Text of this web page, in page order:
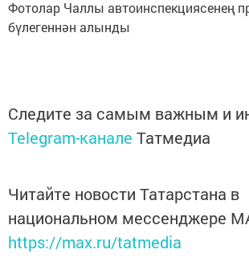
Фотолар Чаллы автоинспекциясенең
бүлегеннән алынды
Следите за самым важным и
Telegram-канале Татмедиа
Читайте новости Татарстана в
национальном мессенджере
https://max.ru/tatmedia